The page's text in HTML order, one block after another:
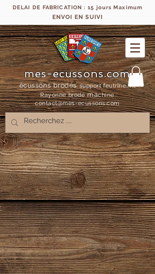
DELAI DE FABRICATION : 15 jours Maximum
ENVOI EN SUIVI
mes-ecussons.com
écussons brodés support feutrine, fil
Rayonne brodémachine
contact@mes-ecussons.com